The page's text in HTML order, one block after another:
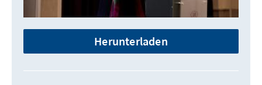
Herunterladen